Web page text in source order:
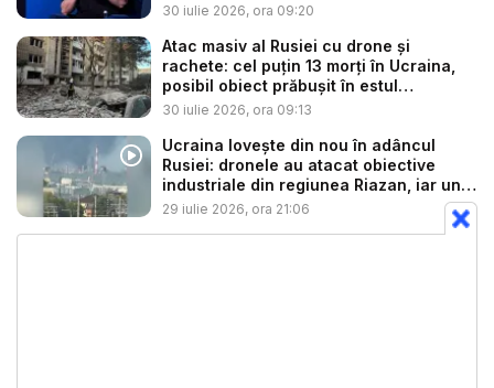
30 iulie 2026, ora 09:20
Atac masiv al Rusiei cu drone și
rachete: cel puțin 13 morți în Ucraina,
posibil obiect prăbușit în estul
Poloniei...
30 iulie 2026, ora 09:13
Ucraina lovește din nou în adâncul
Rusiei: dronele au atacat obiective
industriale din regiunea Riazan, iar un
...
29 iulie 2026, ora 21:06